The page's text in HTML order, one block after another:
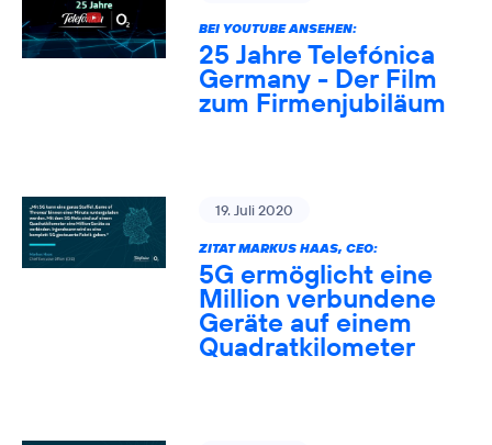
BEI YOUTUBE ANSEHEN:
25 Jahre Telefónica
Germany - Der Film
zum Firmenjubiläum
19. Juli 2020
ZITAT MARKUS HAAS, CEO:
5G ermöglicht eine
Million verbundene
Geräte auf einem
Quadratkilometer